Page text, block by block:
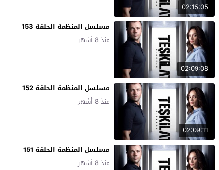
02:15:05
02:09:08
مسلسل المنظمة الحلقة 153
منذ 8 أشهر
02:09:11
مسلسل المنظمة الحلقة 152
منذ 8 أشهر
مسلسل المنظمة الحلقة 151
منذ 8 أشهر